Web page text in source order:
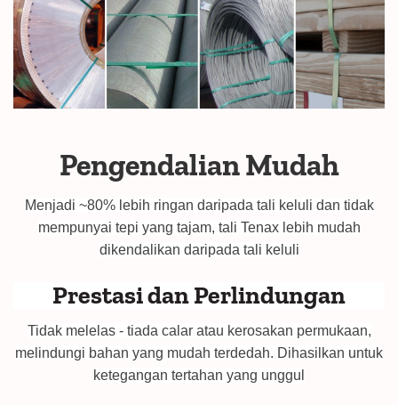
Pengendalian Mudah
Menjadi ~80% lebih ringan daripada tali keluli dan tidak
mempunyai tepi yang tajam, tali Tenax lebih mudah
dikendalikan daripada tali keluli
Prestasi dan Perlindungan
Tidak melelas - tiada calar atau kerosakan permukaan,
melindungi bahan yang mudah terdedah. Dihasilkan untuk
ketegangan tertahan yang unggul